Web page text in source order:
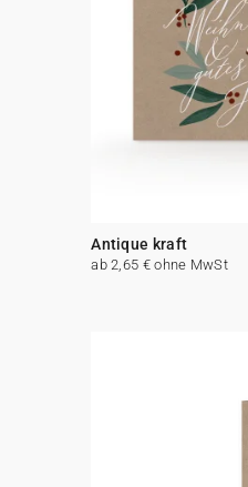
Antique kraft
ab 2,65 € ohne MwSt